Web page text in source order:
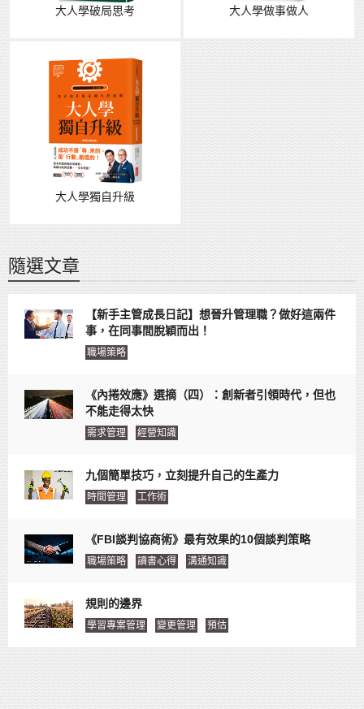
大人學破局思考 大人學做事做人
大人學獨自升級
隨選文章
【新手主管成長日記】想晉升管理職？做好這兩件
事，在同事間脫穎而出！
職場策略
《內捲效應》選摘（四）：創新者引領時代，但也
不能走得太快
需求管理 經營知識
九個簡單技巧，立刻提升自己的生產力
時間管理 工作術
《FBI談判協商術》最有效果的10個談判策略
職場策略 讀書心得 溝通知識
規則的邊界
學習專案管理 變更管理 預估